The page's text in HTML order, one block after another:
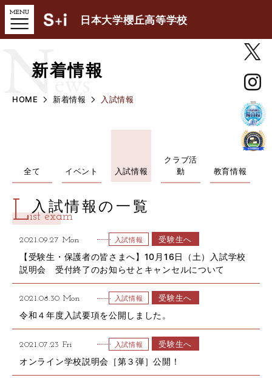
日本大学櫻丘高等学校
新着情報
News
HOME 新着情報 入試情報
全て イベント 入試情報
クラブ活
動
教育情報
入試情報の一覧
List exam
2021.09.27 Mon 入試情報 受験生へ
【受験生・保護者の皆さまへ】10月16日（土）入試学校
説明会 受付終了のお知らせとキャンセルについて
2021.08.30 Mon 入試情報 受験生へ
令和４年度入試要項を公開しました。
2021.07.23 Fri 入試情報 受験生へ
オンライン学校説明会［第３弾］公開！